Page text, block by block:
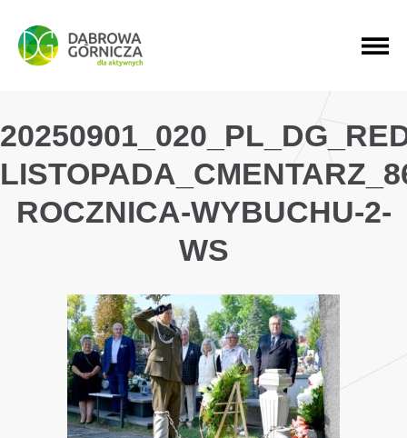
PRZEJDŹ DO MENU GŁÓWNEGO
PRZEJDŹ DO WYSZUKIWARKI
PRZEJDŹ DO TREŚCI
ROCZNICA-WYBUCHU-2-
WS